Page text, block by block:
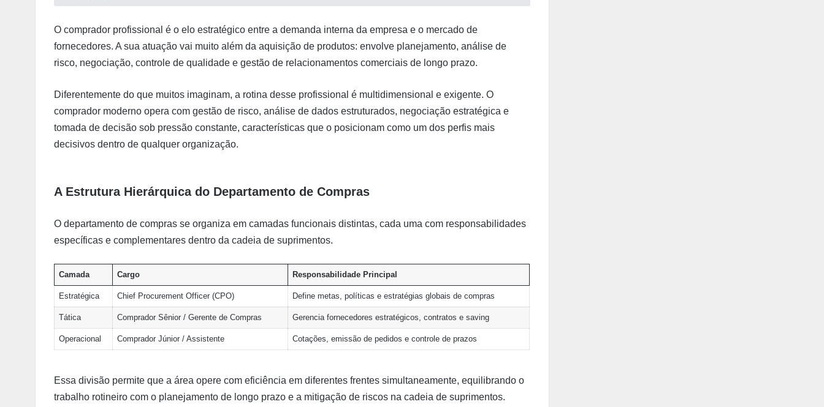
O comprador profissional é o elo estratégico entre a demanda interna da empresa e o mercado de
fornecedores. A sua atuação vai muito além da aquisição de produtos: envolve planejamento, análise de
risco, negociação, controle de qualidade e gestão de relacionamentos comerciais de longo prazo.
Diferentemente do que muitos imaginam, a rotina desse profissional é multidimensional e exigente. O
comprador moderno opera com gestão de risco, análise de dados estruturados, negociação estratégica e
tomada de decisão sob pressão constante, características que o posicionam como um dos perfis mais
decisivos dentro de qualquer organização.
A Estrutura Hierárquica do Departamento de Compras
O departamento de compras se organiza em camadas funcionais distintas, cada uma com responsabilidades
específicas e complementares dentro da cadeia de suprimentos.
Camada Cargo Responsabilidade Principal
Estratégica Chief Procurement Officer (CPO) Define metas, políticas e estratégias globais de compras
Tática Comprador Sênior / Gerente de Compras Gerencia fornecedores estratégicos, contratos e saving
Operacional Comprador Júnior / Assistente Cotações, emissão de pedidos e controle de prazos
Essa divisão permite que a área opere com eficiência em diferentes frentes simultaneamente, equilibrando o
trabalho rotineiro com o planejamento de longo prazo e a mitigação de riscos na cadeia de suprimentos.